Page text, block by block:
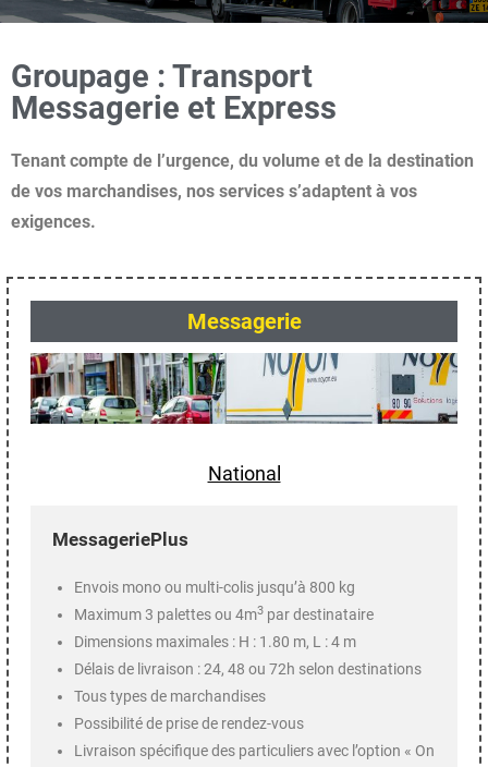
Groupage : Transport
Messagerie et Express
Tenant compte de l’urgence, du volume et de la destination
de vos marchandises, nos services s’adaptent à vos
exigences.
Messagerie
National
MessageriePlus
Envois mono ou multi-colis jusqu’à 800 kg
Maximum 3 palettes ou 4m3 par destinataire
Dimensions maximales : H : 1.80 m, L : 4 m
Délais de livraison : 24, 48 ou 72h selon destinations
Tous types de marchandises
Possibilité de prise de rendez-vous
Livraison spécifique des particuliers avec l’option « On